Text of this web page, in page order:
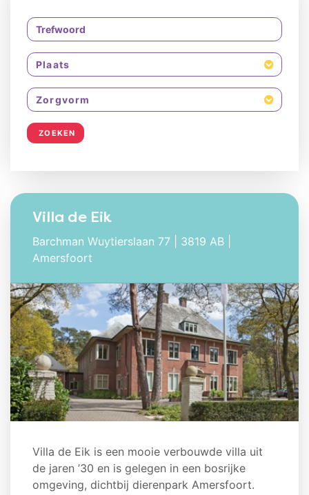
Plaats
Zorgvorm
ZOEKEN
Villa de Eik
Barchman Wuytierslaan 77 | 3819 AB |
Amersfoort
Villa de Eik is een mooie verbouwde villa uit
de jaren ’30 en is gelegen in een bosrijke
omgeving, dichtbij dierenpark Amersfoort.